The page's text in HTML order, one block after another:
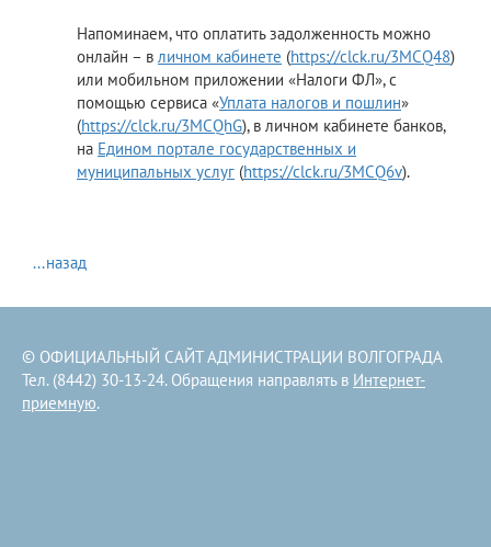
Напоминаем, что оплатить задолженность можно
онлайн – в личном кабинете (https://clck.ru/3MCQ48)
или мобильном приложении «Налоги ФЛ», с
помощью сервиса «Уплата налогов и пошлин»
(https://clck.ru/3MCQhG), в личном кабинете банков,
на Едином портале государственных и
муниципальных услуг (https://clck.ru/3MCQ6v).
...назад
© ОФИЦИАЛЬНЫЙ САЙТ АДМИНИСТРАЦИИ ВОЛГОГРАДА
Тел. (8442) 30-13-24. Обращения направлять в Интернет-
приемную.